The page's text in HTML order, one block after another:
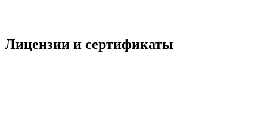
Лицензии и сертификаты